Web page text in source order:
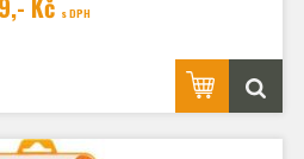
Kč s DPH